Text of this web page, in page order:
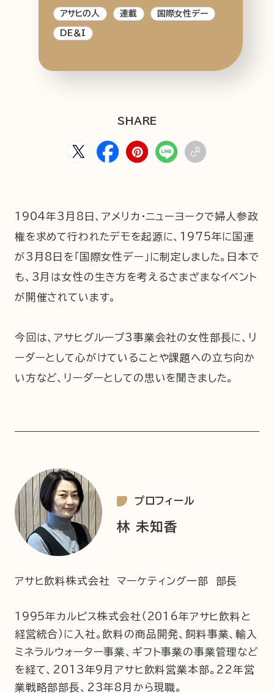
スマホ写真
公式Xアカウント
アサヒグループ公式チャンネル
企業情報 ニュースリリース
アサヒの人 連載 国際女性デー
DE＆I
SHARE
1904年3月8日、アメリカ・ニューヨークで婦人参政
権を求めて行われたデモを起源に、1975年に国連
が3月8日を「国際女性デー」に制定しました。日本で
も、3月は女性の生き方を考えるさまざまなイベント
が開催されています。
今回は、アサヒグループ3事業会社の女性部長に、リ
ーダーとして心がけていることや課題への立ち向か
い方など、リーダーとしての思いを聞きました。
プロフィール
林 未知香
アサヒ飲料株式会社 マーケティング一部 部長
1995年カルピス株式会社（2016年アサヒ飲料と
経営統合）に入社。飲料の商品開発、飼料事業、輸入
ミネラルウォーター事業、ギフト事業の事業管理など
を経て、2013年9月アサヒ飲料営業本部。22年営
業戦略部部長、23年8月から現職。